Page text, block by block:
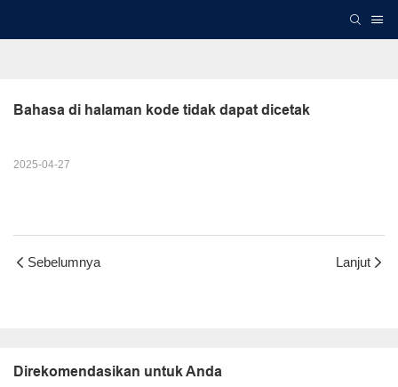
Bahasa di halaman kode tidak dapat dicetak
2025-04-27
Sebelumnya Lanjut
Direkomendasikan untuk Anda